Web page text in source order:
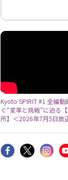
Kyoto SPIRIT #1 全編動
ぐ“変革と挑戦”に迫る
所】＜2026年7月5日放